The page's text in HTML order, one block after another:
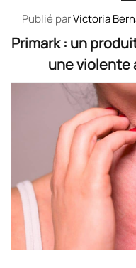
Publié parVictoria
Primark : un
une violente